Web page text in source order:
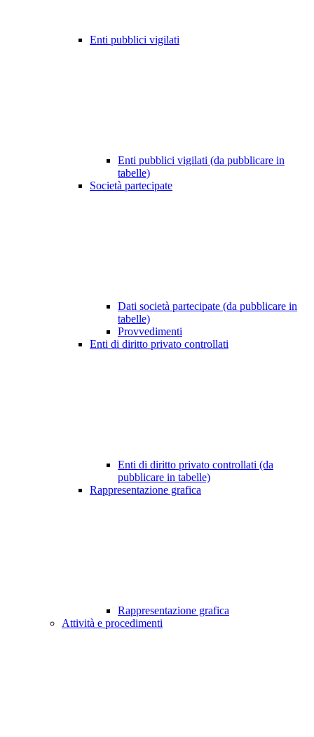
Enti pubblici vigilati
Enti pubblici vigilati (da pubblicare in
tabelle)
Società partecipate
Dati società partecipate (da pubblicare in
tabelle)
Provvedimenti
Enti di diritto privato controllati
Enti di diritto privato controllati (da
pubblicare in tabelle)
Rappresentazione grafica
Rappresentazione grafica
Attività e procedimenti